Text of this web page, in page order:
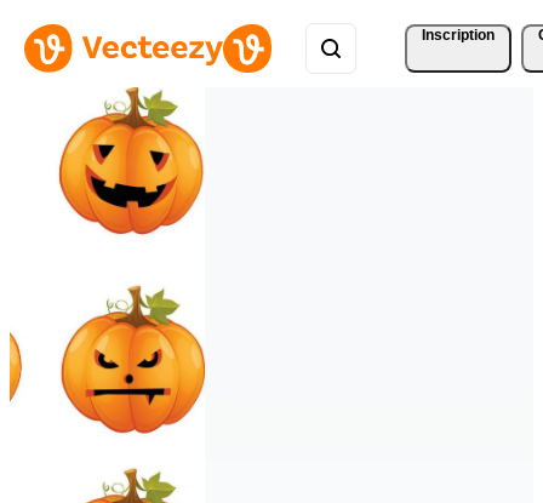
Inscription